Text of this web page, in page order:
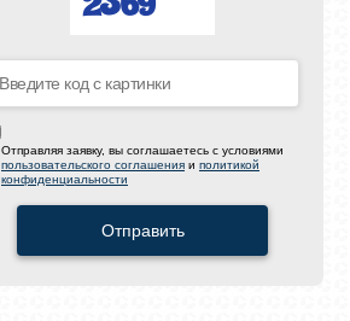
Отправляя заявку, вы соглашаетесь с условиями
пользовательского соглашения и политикой
конфиденциальности
Отправить